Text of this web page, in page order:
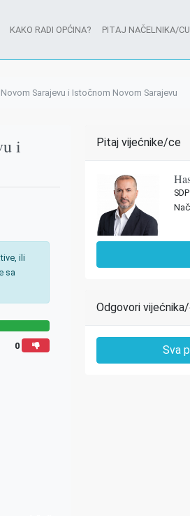
KAKO RADI OPĆINA? PITAJ NAČELNIKA/
Sarajevu i Istočnom Novom Sarajevu
i
ili
sa
0
Pitaj vijećnike/ce
Odgovori
Sva